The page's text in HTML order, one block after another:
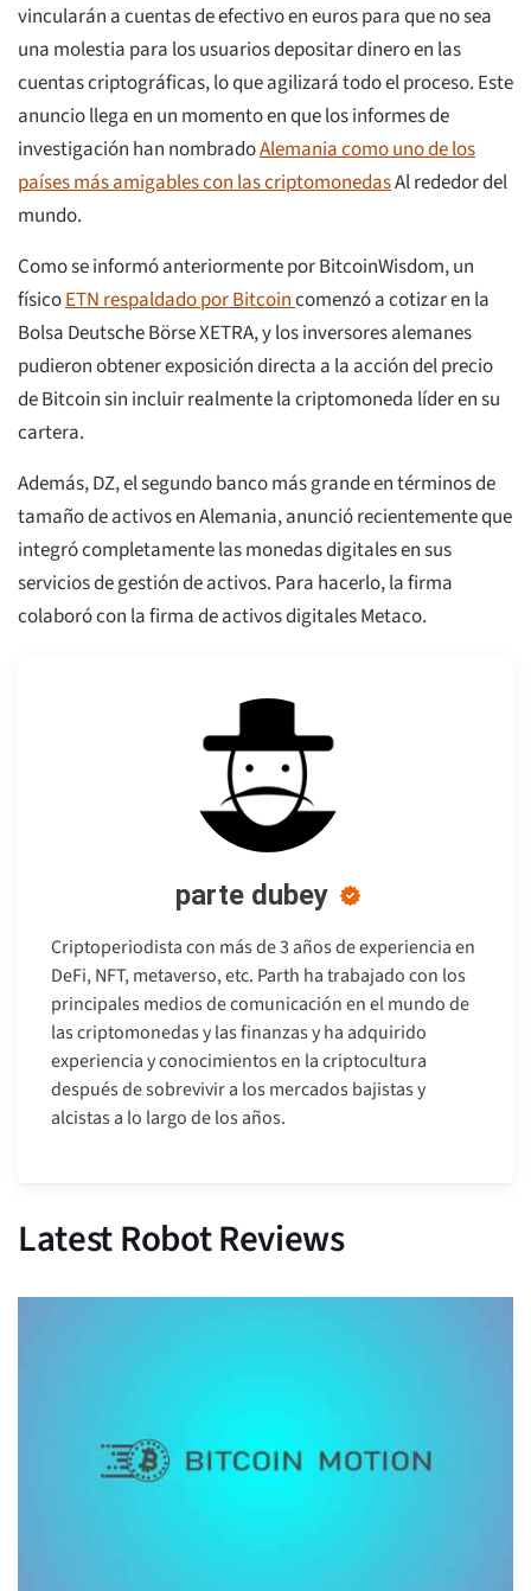
vincularán a cuentas de efectivo en euros para que no sea
una molestia para los usuarios depositar dinero en las
cuentas criptográficas, lo que agilizará todo el proceso. Este
anuncio llega en un momento en que los informes de
investigación han nombradoAlemania como uno de los
países más amigables con las criptomonedasAl rededor del
mundo.
Como se informó anteriormente por BitcoinWisdom, un
físicoETN respaldado por Bitcoincomenzó a cotizar en la
Bolsa Deutsche Börse XETRA, y los inversores alemanes
pudieron obtener exposición directa a la acción del precio
de Bitcoin sin incluir realmente la criptomoneda líder en su
cartera.
Además, DZ, el segundo banco más grande en términos de
tamaño de activos en Alemania, anunció recientemente que
integró completamente las monedas digitales en sus
servicios de gestión de activos. Para hacerlo, la firma
colaboró con la firma de activos digitales Metaco.
parte dubey
Criptoperiodista con más de 3 años de experiencia en
DeFi, NFT, metaverso, etc. Parth ha trabajado con los
principales medios de comunicación en el mundo de
las criptomonedas y las finanzas y ha adquirido
experiencia y conocimientos en la criptocultura
después de sobrevivir a los mercados bajistas y
alcistas a lo largo de los años.
Latest Robot Reviews